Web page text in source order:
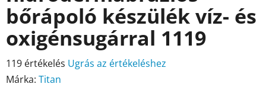
bőrápoló készülék víz- és
oxigénsugárral 1119
A
termék
119 értékelés Ugrás az értékeléshez
Márka: Titan